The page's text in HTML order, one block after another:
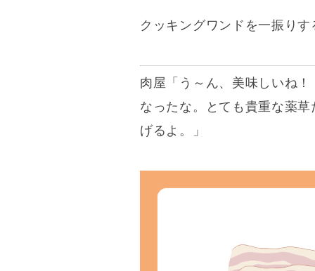
クッキングワンドを一振り
肉屋 「う～ん、美味しいね
なったな。とても貴重な薬
げるよ。」